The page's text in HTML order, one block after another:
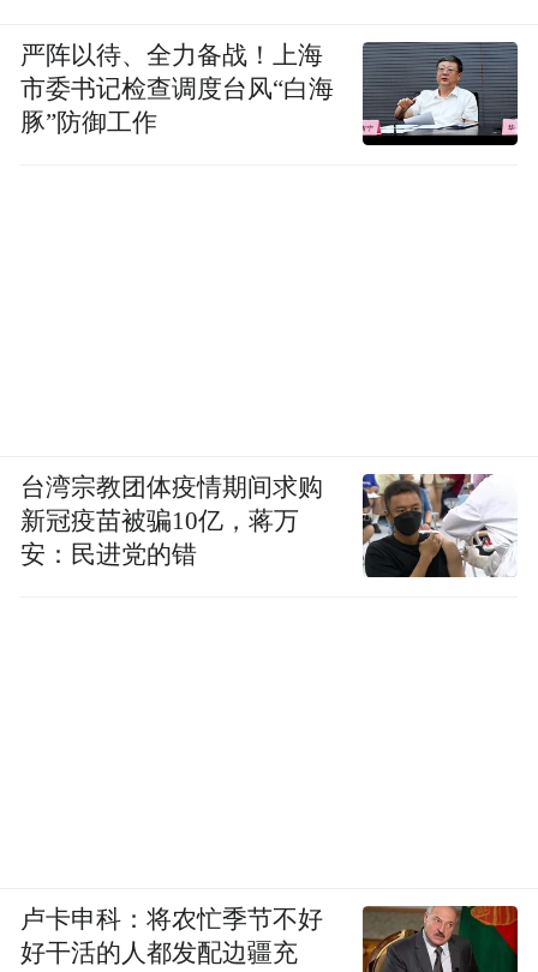
严阵以待、全力备战！上海
市委书记检查调度台风“白海
豚”防御工作
台湾宗教团体疫情期间求购
新冠疫苗被骗10亿，蒋万
安：民进党的错
卢卡申科：将农忙季节不好
好干活的人都发配边疆充